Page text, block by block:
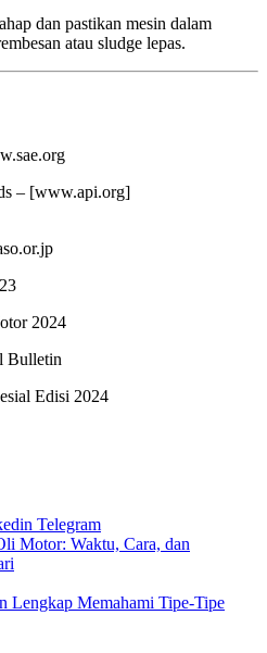
dan pastikan mesin dalam
atau sludge lepas.
– [www.api.org]
2024
Bulletin
Edisi 2024
Telegram
Motor: Waktu, Cara, dan
Lengkap Memahami Tipe-Tipe